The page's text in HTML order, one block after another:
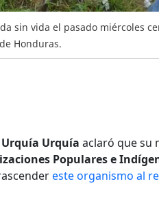
sin vida el pasado miércoles
Honduras.
Urquía aclaró que su
Populares e
este organismo al